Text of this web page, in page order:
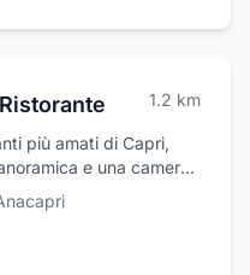
1.2 km
più amati di Capri,
e una camera
campagna di
Da Gelsomina.
magico: Da
il resort con b&b,